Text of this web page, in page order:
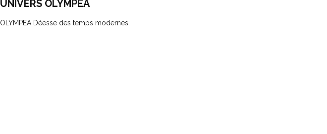
UNIVERS OLYMPÉA
OLYMPEA Déesse des temps modernes.